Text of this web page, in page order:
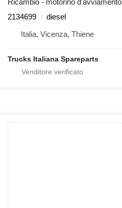
Ricambio - motorino d'avviamento
2134699
diesel
Italia, Vicenza, Thiene
Trucks Italiana Spareparts